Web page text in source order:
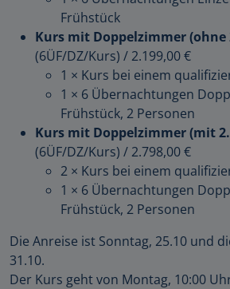
Frühstück
Kurs mit Doppelzimmer (ohne
(6ÜF/DZ/Kurs) / 2.199,00 €
1 × Kurs bei einem
1 × 6 Übernachtungen
Frühstück, 2 Personen
Kurs mit Doppelzimmer (mit
(6ÜF/DZ/Kurs) / 2.798,00 €
2 × Kurs bei einem
1 × 6 Übernachtungen
Frühstück, 2 Personen
Die Anreise ist Sonntag, 25.10 und
31.10.
Der Kurs geht von Montag, 10:00